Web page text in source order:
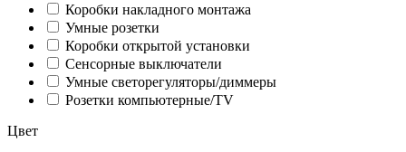
Коробки накладного монтажа
Умные розетки
Коробки открытой установки
Сенсорные выключатели
Умные светорегуляторы/диммеры
Розетки компьютерные/TV
Цвет